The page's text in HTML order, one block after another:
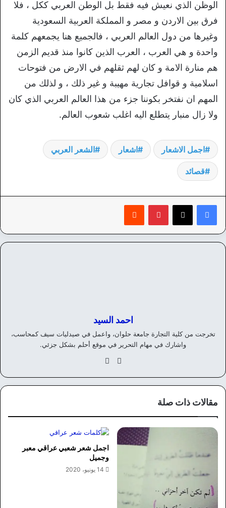
الوظن الذي نعيش فيه فقط بل الوطن العربي ككل ، فلا
فرق بين الاردن و مصر و المملكة العربية السعودية
وغيرها من دول العالم العربي ، فالجميع هنا يجمعهم كلمة
واحدة و هي العرب ، العرب الذين كانوا منذ قديم الزمن
هم منارة الامة و كان لهم ثقلهم في الارض من فتوحات
اسلامية و قوافل تجارية مهيبة و غير ذلك ، و لذلك من
المهم ان نفتخر بكوننا جزء من هذا العالم العربي الذي كان
ولا زال منبار يتطلع اليه اغلب شعوب العالم.
اجمل الاشعار اشعار الشعر العربي
قصائد
بينتيريست
احمد السيد
تخرجت من كلية التجارة جامعة حلوان، واعمل في صيدليات سيف كمحاسب،
واشارك في مهام التحرير في موقع أحلم بشكل جزئي.
موق
الويوك
مقالات ذات صلة
اجمل شعر شعبي عراقي معبر
وجميل
14 يونيو، 2020